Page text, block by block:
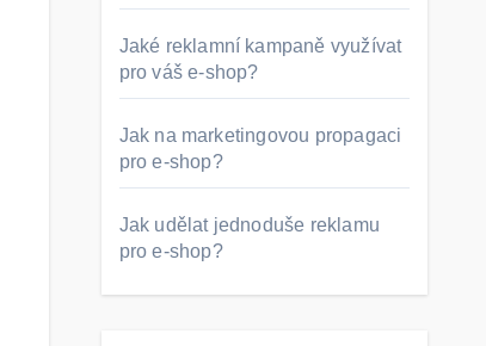
Jaké reklamní kampaně využívat
pro váš e-shop?
Jak na marketingovou propagaci
pro e-shop?
Jak udělat jednoduše reklamu
pro e-shop?